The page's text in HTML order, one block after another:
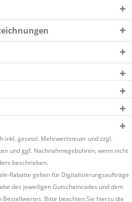
inkl. gesetzl. Mehrwertsteuer und zzgl.
und ggf. Nachnahmegebühren, wenn nicht
beschrieben.
Rabatte gelten für Digitalisierungsaufträge
des jeweiligen Gutscheincodes und dem
Bitte beachten Sie hierzu die